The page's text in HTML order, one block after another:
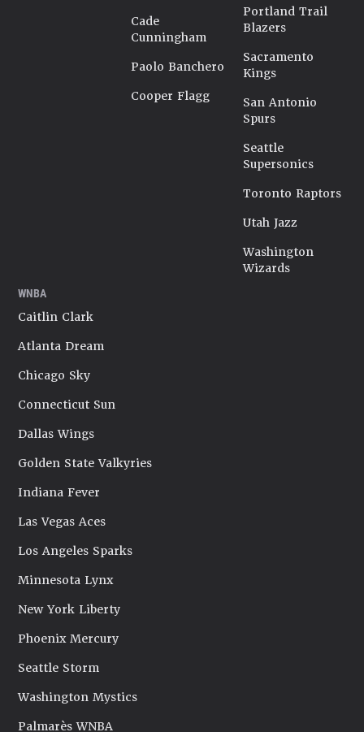
Cade
Cunningham
Paolo Banchero
Cooper Flagg
Portland Trail
Blazers
Sacramento
Kings
San Antonio
Spurs
Seattle
Supersonics
Toronto Raptors
Utah Jazz
Washington
Wizards
WNBA
Caitlin Clark
Atlanta Dream
Chicago Sky
Connecticut Sun
Dallas Wings
Golden State Valkyries
Indiana Fever
Las Vegas Aces
Los Angeles Sparks
Minnesota Lynx
New York Liberty
Phoenix Mercury
Seattle Storm
Washington Mystics
Palmarès WNBA